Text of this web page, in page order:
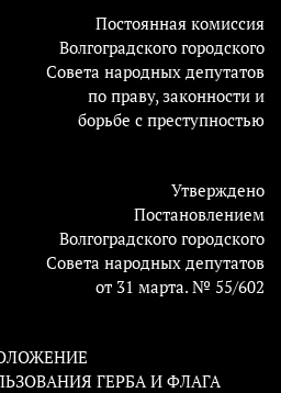
Постоянная комиссия
Волгоградского городского
Совета народных депутатов
по праву, законности и
борьбе с преступностью
Утверждено
Постановлением
Волгоградского городского
Совета народных депутатов
от 31 марта. № 55/602
ГЕРБА И ФЛАГА